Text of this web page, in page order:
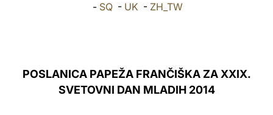
- SQ - UK - ZH_TW
POSLANICA PAPEŽA FRANČIŠKA ZA XXIX.
SVETOVNI DAN MLADIH 2014